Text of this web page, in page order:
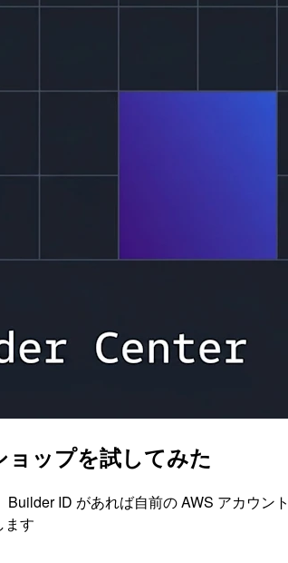
ップを試してみた
ID があれば自前の AWS アカウン
ます